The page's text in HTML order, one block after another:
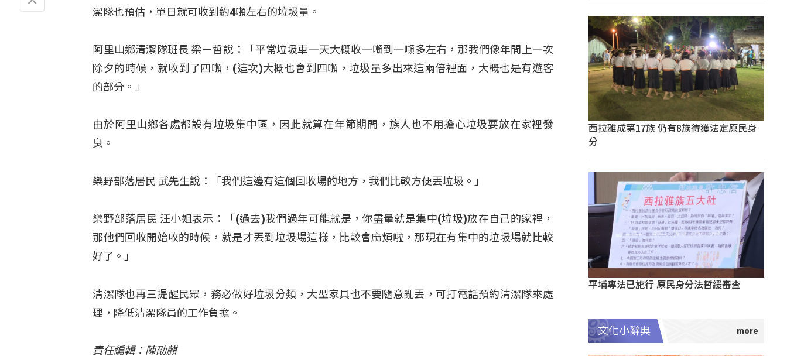
潔隊也預估，單日就可收到約4噸左右的垃圾量。
阿里山鄉清潔隊班長 梁ㄧ哲說：「平常垃圾車一天大概收一噸到一噸多左右，那我們像年間上一次
除夕的時候，就收到了四噸，(這次)大概也會到四噸，垃圾量多出來這兩倍裡面，大概也是有遊客
的部分。」
由於阿里山鄉各處都設有垃圾集中區，因此就算在年節期間，族人也不用擔心垃圾要放在家裡發
臭。
樂野部落居民 武先生說：「我們這邊有這個回收場的地方，我們比較方便丟垃圾。」
樂野部落居民 汪小姐表示：「(過去)我們過年可能就是，你盡量就是集中(垃圾)放在自己的家裡，
那他們回收開始收的時候，就是才丟到垃圾場這樣，比較會麻煩啦，那現在有集中的垃圾場就比較
好了。」
清潔隊也再三提醒民眾，務必做好垃圾分類，大型家具也不要隨意亂丟，可打電話預約清潔隊來處
理，降低清潔隊員的工作負擔。
責任編輯：陳劭麒
西拉雅成第17族 仍有8族待獲法定原民身
分
平埔專法已施行 原民身分法暫緩審查
文化小辭典